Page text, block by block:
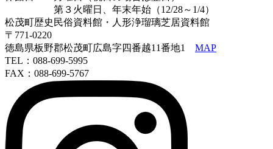
第３火曜日、年末年始（12/28～1/4）
松茂町歴史民俗資料館・人形浄瑠璃芝居資料館
〒771-0220
徳島県板野郡松茂町広島字四番越11番地1 MAP
TEL：088-699-5995
FAX：088-699-5767